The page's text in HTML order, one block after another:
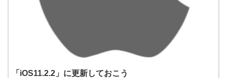
「iOS11.2.2」に更新しておこう